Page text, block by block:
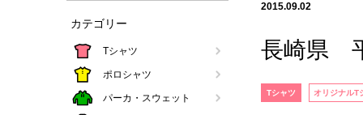
カテゴリー
Tシャツ
ポロシャツ
パーカ・スウェット
2015.09.02
長崎県
Tシャツ オリジナルT